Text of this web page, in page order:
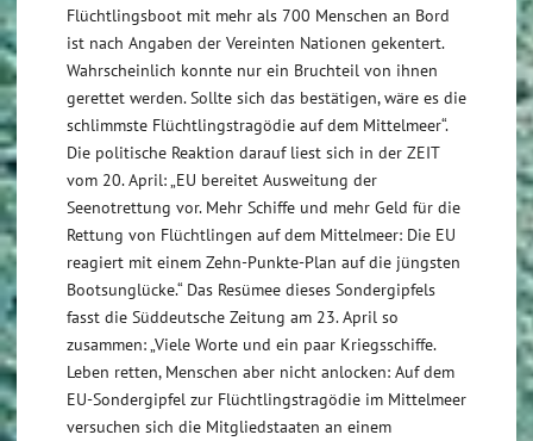
Flüchtlingsboot mit mehr als 700 Menschen an Bord
ist nach Angaben der Vereinten Nationen gekentert.
Wahrscheinlich konnte nur ein Bruchteil von ihnen
gerettet werden. Sollte sich das bestätigen, wäre es die
schlimmste Flüchtlingstragödie auf dem Mittelmeer“.
Die politische Reaktion darauf liest sich in der ZEIT
vom 20. April: „EU bereitet Ausweitung der
Seenotrettung vor. Mehr Schiffe und mehr Geld für die
Rettung von Flüchtlingen auf dem Mittelmeer: Die EU
reagiert mit einem Zehn-Punkte-Plan auf die jüngsten
Bootsunglücke.“ Das Resümee dieses Sondergipfels
fasst die Süddeutsche Zeitung am 23. April so
zusammen: „Viele Worte und ein paar Kriegsschiffe.
Leben retten, Menschen aber nicht anlocken: Auf dem
EU-Sondergipfel zur Flüchtlingstragödie im Mittelmeer
versuchen sich die Mitgliedstaaten an einem